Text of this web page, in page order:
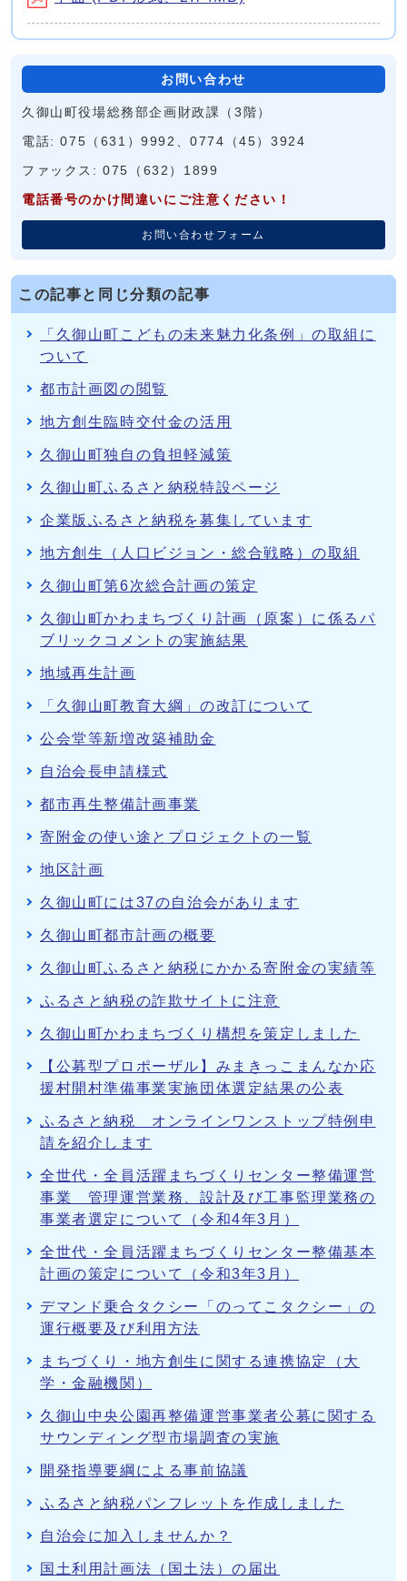
お問い合わせ
久御山町役場総務部企画財政課（3階）
電話: 075（631）9992、0774（45）3924
ファックス: 075（632）1899
電話番号のかけ間違いにご注意ください！
お問い合わせフォーム
この記事と同じ分類の記事
「久御山町こどもの未来魅力化条例」の取組に
ついて
都市計画図の閲覧
地方創生臨時交付金の活用
久御山町独自の負担軽減策
久御山町ふるさと納税特設ページ
企業版ふるさと納税を募集しています
地方創生（人口ビジョン・総合戦略）の取組
久御山町第6次総合計画の策定
久御山町かわまちづくり計画（原案）に係るパ
ブリックコメントの実施結果
地域再生計画
「久御山町教育大綱」の改訂について
公会堂等新増改築補助金
自治会長申請様式
都市再生整備計画事業
寄附金の使い途とプロジェクトの一覧
地区計画
久御山町には37の自治会があります
久御山町都市計画の概要
久御山町ふるさと納税にかかる寄附金の実績等
ふるさと納税の詐欺サイトに注意
久御山町かわまちづくり構想を策定しました
【公募型プロポーザル】みまきっこまんなか応
援村開村準備事業実施団体選定結果の公表
ふるさと納税 オンラインワンストップ特例申
請を紹介します
全世代・全員活躍まちづくりセンター整備運営
事業 管理運営業務、設計及び工事監理業務の
事業者選定について（令和4年3月）
全世代・全員活躍まちづくりセンター整備基本
計画の策定について（令和3年3月）
デマンド乗合タクシー「のってこタクシー」の
運行概要及び利用方法
まちづくり・地方創生に関する連携協定（大
学・金融機関）
久御山中央公園再整備運営事業者公募に関する
サウンディング型市場調査の実施
開発指導要綱による事前協議
ふるさと納税パンフレットを作成しました
自治会に加入しませんか？
国土利用計画法（国土法）の届出